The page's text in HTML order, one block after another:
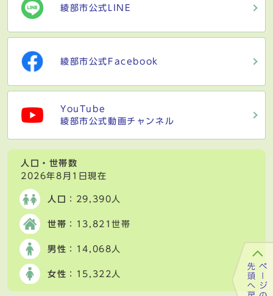
綾部市公式LINE
綾部市公式Facebook
YouTube
綾部市公式動画チャンネル
人口・世帯数
2026年8月1日現在
人口 ：29,390人
世帯 ：13,821世帯
男性 ：14,068人
女性 ：15,322人